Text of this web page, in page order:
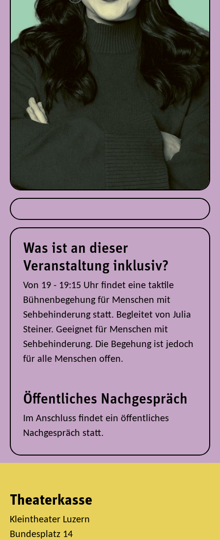
Was ist an dieser
Veranstaltung inklusiv?
Von 19 - 19:15 Uhr findet eine taktile
Bühnenbegehung für Menschen mit
Sehbehinderung statt. Begleitet von Julia
Steiner. Geeignet für Menschen mit
Sehbehinderung. Die Begehung ist jedoch
für alle Menschen offen.
Öffentliches Nachgespräch
Im Anschluss findet ein öffentliches
Nachgespräch statt.
Theaterkasse
Kleintheater Luzern
Bundesplatz 14